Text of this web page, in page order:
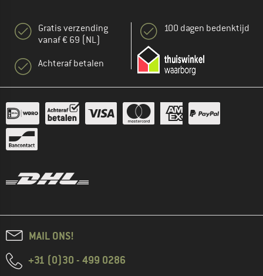
Gratis verzending
vanaf € 69 (NL)
Achteraf betalen
100 dagen bedenktijd
MAIL ONS!
+31 (0)30 - 499 0286